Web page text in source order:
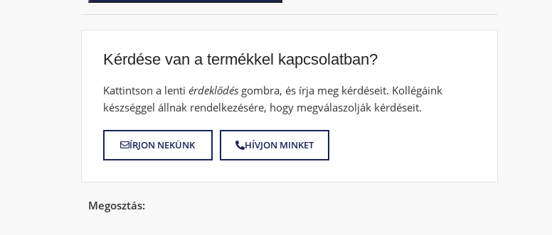
Kérdése van a termékkel kapcsolatban?
Kattintson a lenti érdeklődés gombra, és írja meg kérdéseit. Kollégáink
készséggel állnak rendelkezésére, hogy megválaszolják kérdéseit.
ÍRJON NEKÜNK HÍVJON MINKET
Megosztás: